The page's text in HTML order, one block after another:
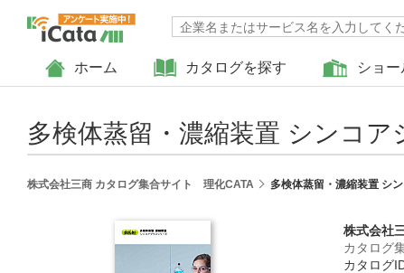
ホーム カタログを探す ショ
多検体蒸留・濃縮装置 シンコア
株式会社三商 カタログ集合サイト 理化CATA 多検体蒸留・濃縮装置 シ
株式会社
カタログ
カタログ